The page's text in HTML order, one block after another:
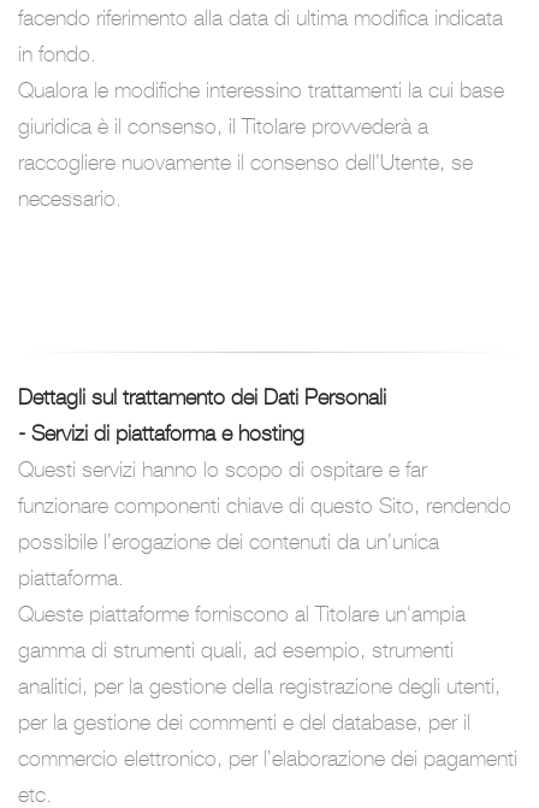
facendo riferimento alla data di ultima modifica indicata
in fondo.
Qualora le modifiche interessino trattamenti la cui base
giuridica è il consenso, il Titolare provvederà a
raccogliere nuovamente il consenso dell’Utente, se
necessario.
Dettagli sul trattamento dei Dati Personali
- Servizi di piattaforma e hosting
Questi servizi hanno lo scopo di ospitare e far
funzionare componenti chiave di questo Sito, rendendo
possibile l’erogazione dei contenuti da un’unica
piattaforma.
Queste piattaforme forniscono al Titolare un'ampia
gamma di strumenti quali, ad esempio, strumenti
analitici, per la gestione della registrazione degli utenti,
per la gestione dei commenti e del database, per il
commercio elettronico, per l’elaborazione dei pagamenti
etc.